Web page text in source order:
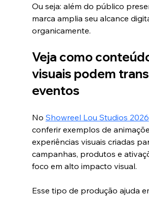
Ou seja: além do público
marca amplia seu alcance
organicamente.
Veja como
visuais podem
eventos
No Showreel Lou Studios 2026
conferir exemplos de
experiências visuais criadas
campanhas, produtos e
foco em alto impacto visual.
Esse tipo de produção ajuda